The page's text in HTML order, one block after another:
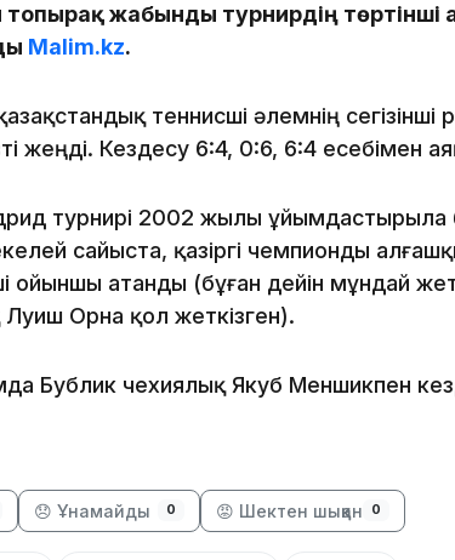
топырақ жабынды турнирдің
Malim.kz.
теннисші әлемнің сегізінші
жеңді. Кездесу 6:4, 0:6, 6:4 есебімен
турнирі 2002 жылы ұйымдастырыла
сайыста, қазіргі чемпионды
ойыншы атанды (бұған дейін мұндай
Орна қол жеткізген).
Бублик чехиялық Якуб Меншикпен
😞 Ұнамайды 0 😡 Шектен шыққан 0